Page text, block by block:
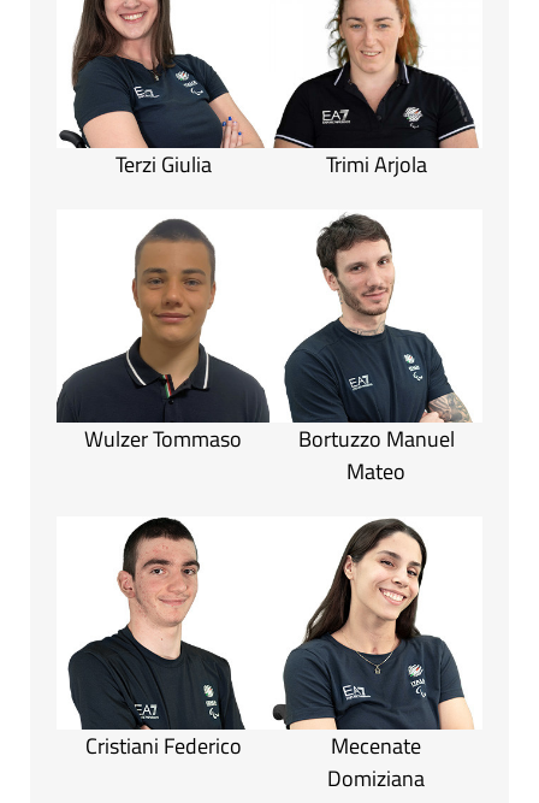
Terzi Giulia Trimi Arjola
Wulzer Tommaso
Bortuzzo Manuel
Mateo
Cristiani Federico
Mecenate
Domiziana